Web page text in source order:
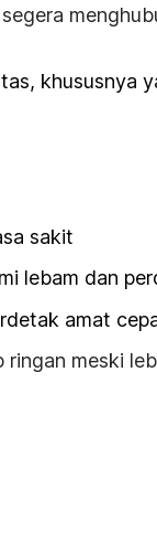
khususnya
sakit
lebam dan
amat
meski